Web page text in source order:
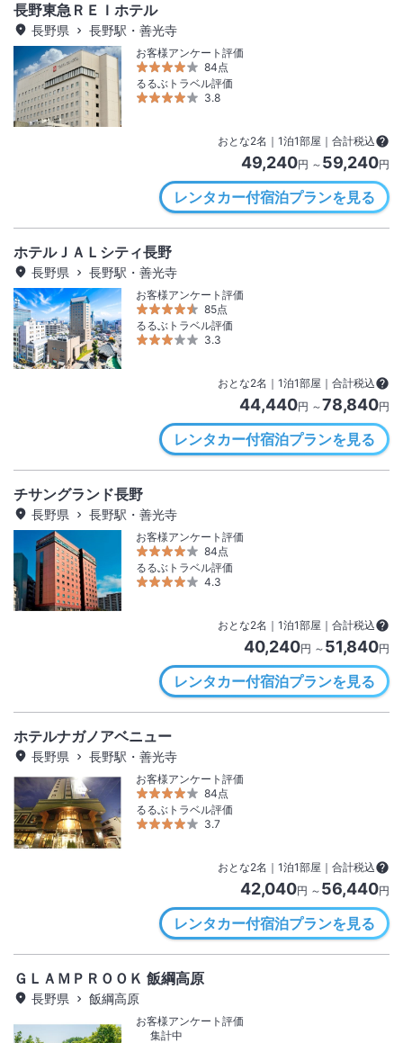
長野東急ＲＥＩホテル
長野県 長野駅・善光寺
お客様アンケート評価
84点
るるぶトラベル評価
3.8
おとな2名 ｜ 1泊1部屋｜合計税込
49,240円 ～ 59,240円
レンタカー付宿泊プランを見る
ホテルＪＡＬシティ長野
長野県 長野駅・善光寺
お客様アンケート評価
85点
るるぶトラベル評価
3.3
おとな2名 ｜ 1泊1部屋｜合計税込
44,440円 ～78,840円
レンタカー付宿泊プランを見る
チサングランド長野
長野県 長野駅・善光寺
お客様アンケート評価
84点
るるぶトラベル評価
4.3
おとな2名 ｜ 1泊1部屋｜合計税込
40,240円 ～ 51,840円
レンタカー付宿泊プランを見る
ホテルナガノアベニュー
長野県 長野駅・善光寺
お客様アンケート評価
84点
るるぶトラベル評価
3.7
おとな2名 ｜ 1泊1部屋｜合計税込
42,040円 ～ 56,440円
レンタカー付宿泊プランを見る
ＧＬＡＭＰＲＯＯＫ 飯綱高原
長野県 飯綱高原
お客様アンケート評価
集計中